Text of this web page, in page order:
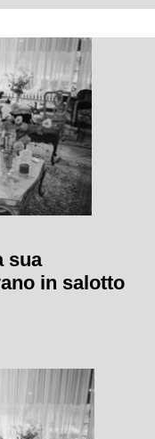
sua
in salotto